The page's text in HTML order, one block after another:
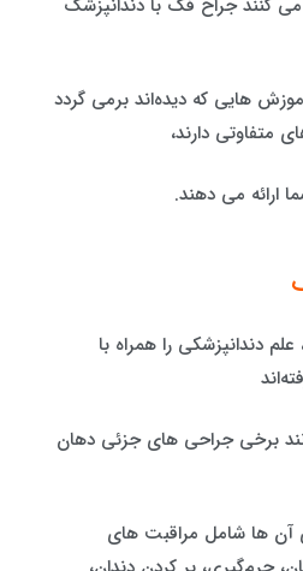
هایی که دیده‌اند برمی گردد
متفاوتی دارند،
ارائه می دهند.
دندانپزشکی را همراه با
برخی جراحی های جزئی دهان
آن ها شامل مراقبت های